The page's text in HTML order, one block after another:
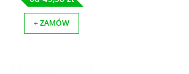
+ ZAMÓW